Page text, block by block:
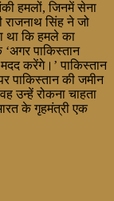
हमलों, जिनमें सेना
राजनाथ सिंह ने जो
था कि हमले का
‘अगर पाकिस्तान
करेंगे।’ पाकिस्तान
पाकिस्तान की जमीन
उन्हें रोकना चाहता
के गृहमंत्री एक